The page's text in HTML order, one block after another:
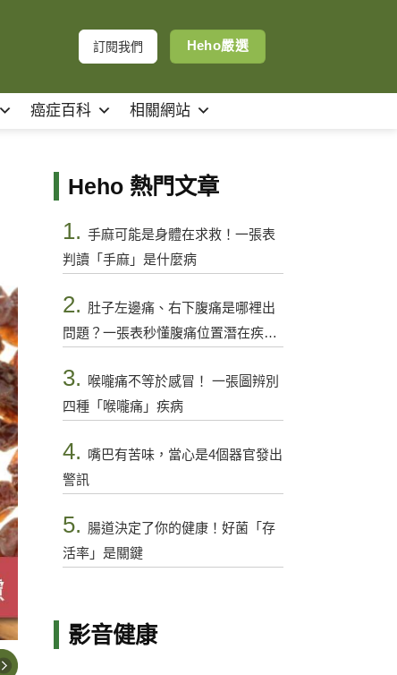
訂閱我們 Heho嚴選
癌症百科 相關網站
Heho 熱門文章
1. 手麻可能是身體在求救！一張表
判讀「手麻」是什麼病
2. 肚子左邊痛、右下腹痛是哪裡出
問題？一張表秒懂腹痛位置潛在疾病
3.
喉嚨痛不等於感冒！ 一張圖辨別
四種「喉嚨痛」疾病
4. 嘴巴有苦味，當心是4個器官發出
警訊
5. 腸道決定了你的健康！好菌「存
活率」是關鍵
影音健康